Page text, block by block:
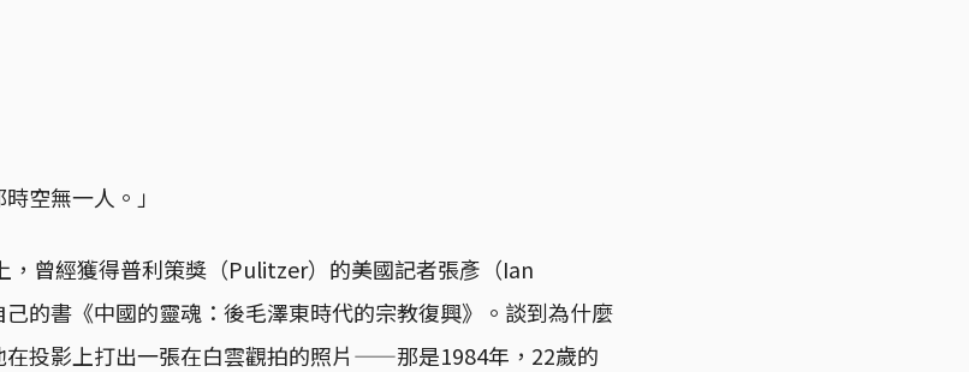
空無一人。」
，曾經獲得普利策獎（Pulitzer）的美國記者張彥（Ian
的書《中國的靈魂：後毛澤東時代的宗教復興》。談到為什麼
在投影上打出一張在白雲觀拍的照片——那是1984年，22歲的